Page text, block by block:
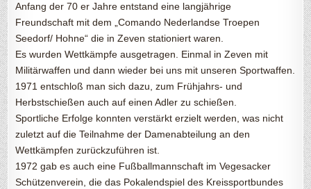
Anfang der 70 er Jahre entstand eine langjährige
Freundschaft mit dem „Comando Nederlandse Troepen
Seedorf/ Hohne“ die in Zeven stationiert waren.
Es wurden Wettkämpfe ausgetragen. Einmal in Zeven mit
Militärwaffen und dann wieder bei uns mit unseren Sportwaffen.
1971 entschloß man sich dazu, zum Frühjahrs- und
Herbstschießen auch auf einen Adler zu schießen.
Sportliche Erfolge konnten verstärkt erzielt werden, was nicht
zuletzt auf die Teilnahme der Damenabteilung an den
Wettkämpfen zurückzuführen ist.
1972 gab es auch eine Fußballmannschaft im Vegesacker
Schützenverein, die das Pokalendspiel des Kreissportbundes